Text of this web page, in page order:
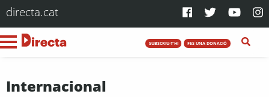
directa.cat
SUBSCRIU-T'HI FES UNA DONACIÓ
Internacional